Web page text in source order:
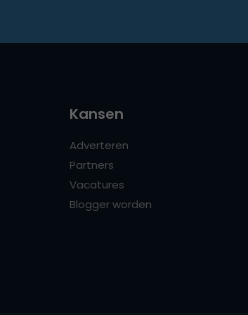
Kansen
Adverteren
Partners
Vacatures
Blogger worden